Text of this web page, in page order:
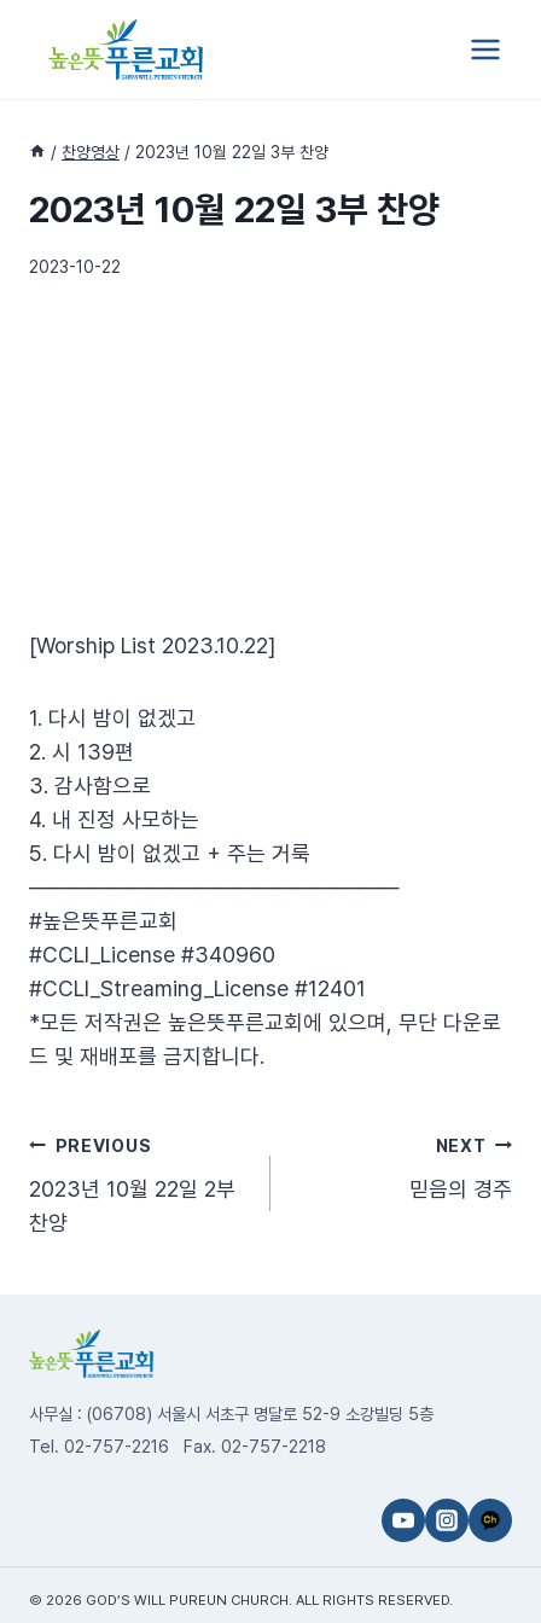
/ 찬양영상 / 2023년 10월 22일 3부 찬양
2023년 10월 22일 3부 찬양
2023-10-22
[Worship List 2023.10.22]
1. 다시 밤이 없겠고
2. 시 139편
3. 감사함으로
4. 내 진정 사모하는
5. 다시 밤이 없겠고 + 주는 거룩
——————————————————
#높은뜻푸른교회
#CCLI_License #340960
#CCLI_Streaming_License #12401
*모든 저작권은 높은뜻푸른교회에 있으며, 무단 다운로
드 및 재배포를 금지합니다.
글
탐
PREVIOUS
2023년 10월 22일 2부
찬양
NEXT
믿음의 경주
사무실 : (06708) 서울시 서초구 명달로 52-9 소강빌딩 5층
Tel. 02-757-2216 Fax. 02-757-2218
© 2026 GOD’S WILL PUREUN CHURCH. ALL RIGHTS RESERVED.